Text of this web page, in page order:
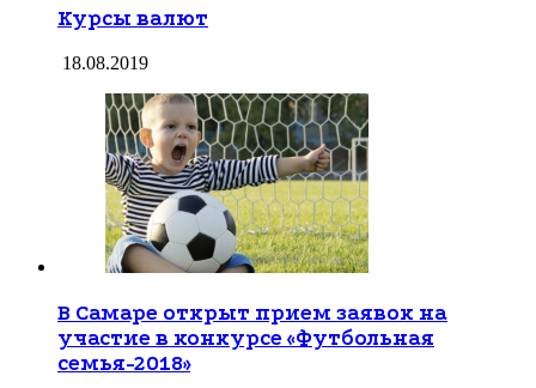
Курсы валют
18.08.2019
В Самаре открыт прием заявок на
участие в конкурсе «Футбольная
семья-2018»